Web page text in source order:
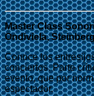
Master Class
Ondiviela,
Conoce los
conciertos. Parte
evento, que por
espectador.